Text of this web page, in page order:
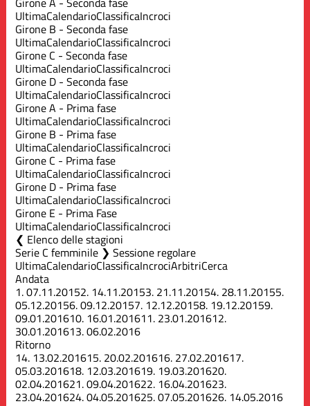
UltimaCalendarioClassificaIncroci
Girone B - Seconda fase
UltimaCalendarioClassificaIncroci
Girone C - Seconda fase
UltimaCalendarioClassificaIncroci
Girone D - Seconda fase
UltimaCalendarioClassificaIncroci
Girone A - Prima fase
UltimaCalendarioClassificaIncroci
Girone B - Prima fase
UltimaCalendarioClassificaIncroci
Girone C - Prima fase
UltimaCalendarioClassificaIncroci
Girone D - Prima fase
UltimaCalendarioClassificaIncroci
Girone E - Prima Fase
UltimaCalendarioClassificaIncroci
Elenco delle stagioni
Serie C femminile ❯ Sessione regolare
UltimaCalendarioClassificaIncrociArbitriCerca
Andata
1.07.11.20152. 14.11.20153. 21.11.20154. 28.11.20155.
05.12.20156.09.12.20157. 12.12.20158. 19.12.20159.
09.01.201610. 16.01.201611. 23.01.201612.
30.01.201613.06.02.2016
Ritorno
14. 13.02.201615. 20.02.201616. 27.02.201617.
05.03.201618. 12.03.201619. 19.03.201620.
02.04.201621.09.04.201622. 16.04.201623.
23.04.201624.04.05.201625.07.05.201626. 14.05.2016